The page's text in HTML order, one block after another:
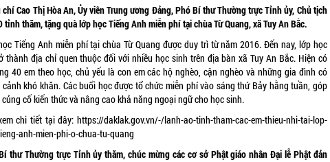
Cao Thị Hòa An, Ủy viên Trung ương Đảng, Phó Bí thư Thường trực Tỉnh ủy, Chủ tịch
tỉnhthăm, tặng quà lớp học Tiếng Anh miễn phí tại chùa Từ Quang, xã Tuy An Bắc.
Tiếng Anh miễn phí tại chùa Từ Quang được duy trì từ năm 2016. Đến nay, lớp học
thành địa chỉ quen thuộc đối với nhiều học sinh trên địa bàn xã Tuy An Bắc. Hiện có
40 em theo học, chủ yếu là con em các hộ nghèo, cận nghèo và những gia đình có
khó khăn. Các buổi học được tổ chức miễn phí vào sáng thứ Bảy hằng tuần, góp
cố kiến thức và nâng cao khả năng ngoại ngữ cho học sinh.
chi tiết tại đây: https://daklak.gov.vn/-/lanh-ao-tinh-tham-cac-em-thieu-nhi-tai-lop-
anh-mien-phi-o-chua-tu-quang
thư Thường trực Tỉnh ủy thăm, chúc mừng các cơ sở Phật giáo nhân Đại lễ Phật đản